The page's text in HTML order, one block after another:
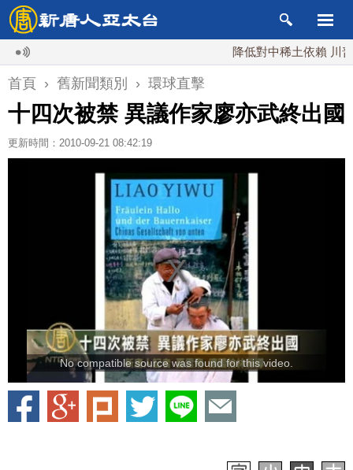
降低對中稀土依賴 川普宣
首頁 › 舊新聞類別 › 環球直擊
十四次被禁 異議作家廖亦武終出國
更新時間：2010-09-21 08:42:19
No compatible source was found for this video.